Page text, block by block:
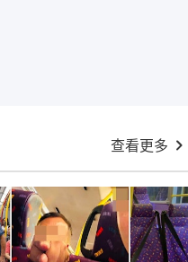
查看更多